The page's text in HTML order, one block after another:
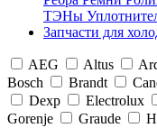
ТЭНы
Запчасти для
AEG Altus
Bosch
Brandt
Dexp
Electrolux
Gorenje
Graude